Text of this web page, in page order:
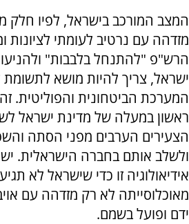
המצב המורכב בישראל, לפיו חלק
מזדהה עם נרטיב לעומתי לציונות
הרש"פ "להתנחל בלבבות"
ישראל, צריך להיות מושא
המערכת הביטחונית והפוליטית.
ראשון במעלה של מדינת ישראל
הצעירים הערבים מפני הסתה
ולשלב אותם בחברה הישראלית.
אידיאולוגיה זו כדי שישראל לא
מאוכלוסייתה לא רק מזדהה עם
ידם ופועל בשמם.